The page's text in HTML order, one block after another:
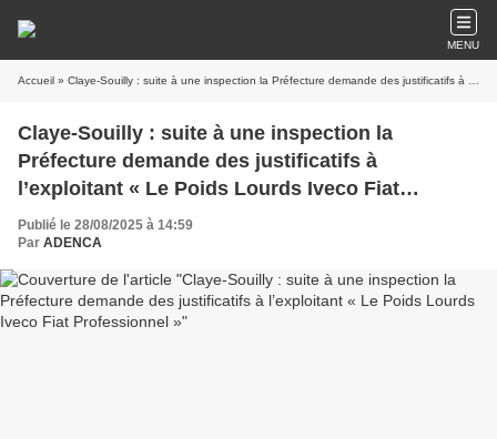
MENU
Accueil » Claye-Souilly : suite à une inspection la Préfecture demande des justificatifs à l’exploitant « Le Poids Lourds Iveco Fiat Professionnel »
Claye-Souilly : suite à une inspection la
Préfecture demande des justificatifs à
l’exploitant « Le Poids Lourds Iveco Fiat
Professionnel »
Publié le 28/08/2025 à 14:59
Par ADENCA